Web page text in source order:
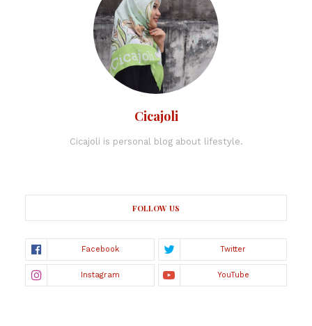
Cicajoli
Cicajoli is personal blog about lifestyle.
FOLLOW US